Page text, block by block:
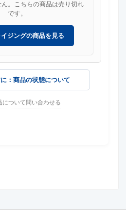
。こちらの商品は売り切れ
です。
ジングの商品を見る
：商品の状態について
について問い合わせる